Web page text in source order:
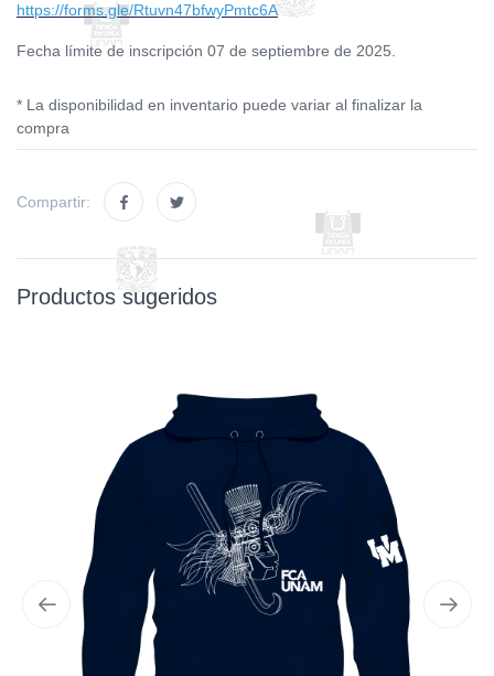
https://forms.gle/Rtuvn47bfwyPmtc6A
Fecha límite de inscripción 07 de septiembre de 2025.
* La disponibilidad en inventario puede variar al finalizar la
compra
Compartir:
Productos sugeridos